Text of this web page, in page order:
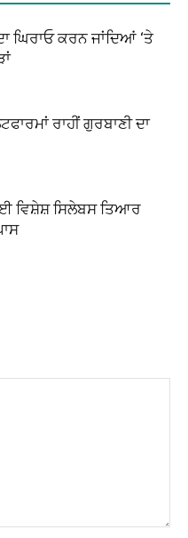
ਘਿਰਾਓ ਕਰਨ ਜਾਂਦਿਆਂ ‘ਤੇ
ਰਾਹੀਂ ਗੁਰਬਾਣੀ ਦਾ
ਵਿਸ਼ੇਸ਼ ਸਿਲੇਬਸ ਤਿਆਰ